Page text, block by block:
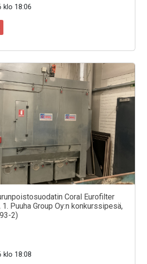
klo 18:06
Coral Eurofilter
Puuha Group Oy:n konkurssipesä,
2)
klo 18:08